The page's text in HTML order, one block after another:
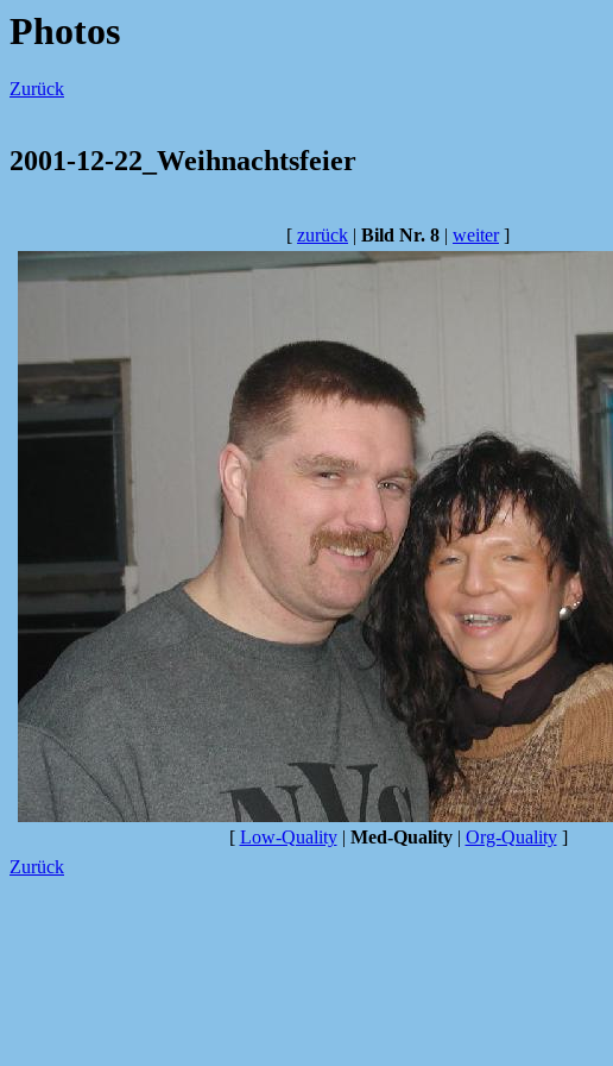
Photos
Zurück
2001-12-22_Weihnachtsfeier
[ zurück | Bild Nr. 8 | weiter]
[ Low-Quality| Med-Quality| Org-Quality]
Zurück